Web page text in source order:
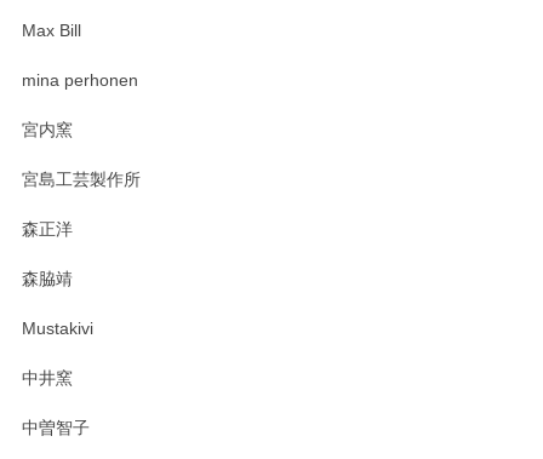
おかけしました。 ありがとうございます。
Max Bill
mina perhonen
宮内窯
宮島工芸製作所
森正洋
森脇靖
Mustakivi
中井窯
中曽智子